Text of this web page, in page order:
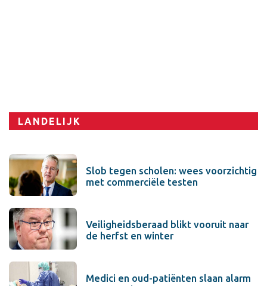
LANDELIJK
Slob tegen scholen: wees voorzichtig
met commerciële testen
Veiligheidsberaad blikt vooruit naar
de herfst en winter
Medici en oud-patiënten slaan alarm